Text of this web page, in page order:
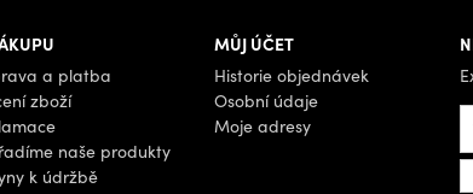
a platba
zboží
naše produkty
k údržbě
MŮJ ÚČET
Historie objednávek
Osobní údaje
Moje adresy